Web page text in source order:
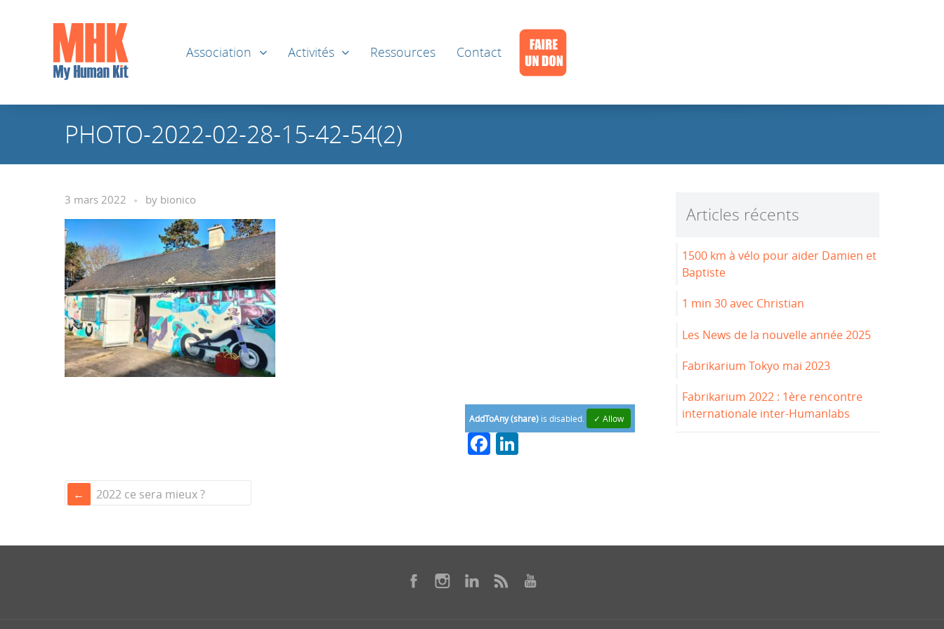
Association Activités Ressources Contact
PHOTO-2022-02-28-15-42-54(2)
3 mars 2022 by bionico
AddToAny (share) is disabled. ✓ Allow
Facebook
2022 ce sera mieux ?
Articles récents
1500 km à vélo pour aider Damien et
Baptiste
1 min 30 avec Christian
Les News de la nouvelle année 2025
Fabrikarium Tokyo mai 2023
Fabrikarium 2022 : 1ère rencontre
internationale inter-Humanlabs